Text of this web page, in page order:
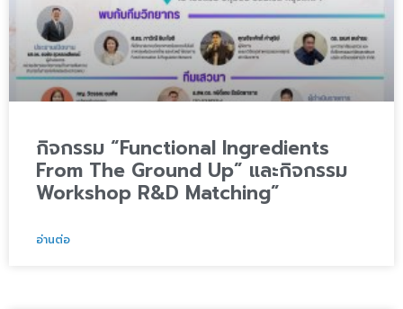
กิจกรรม “Functional Ingredients
From The Ground Up” และกิจกรรม
Workshop R&D Matching”
อ่านต่อ